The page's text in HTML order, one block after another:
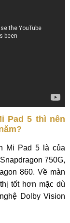
Pad 5 thì nên
Mi Pad 5 là của
750G,
860. Về màn
tốt hơn mặc dù
Dolby Vision